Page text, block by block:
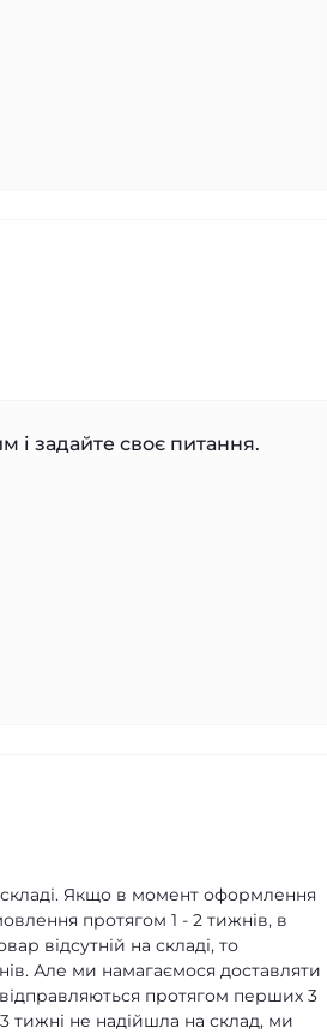
і задайте своє питання.
складі. Якщо в момент оформлення
протягом 1 - 2 тижнів, в
відсутній на складі, то
Але ми намагаємося доставляти
протягом перших 3
тижні не надійшла на склад, ми